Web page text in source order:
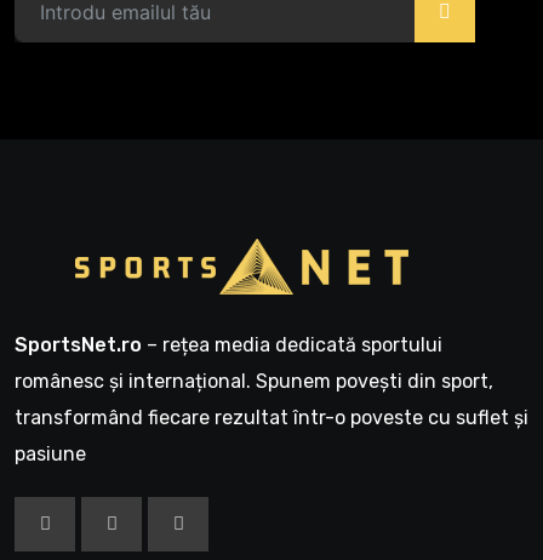
>
SportsNet.ro – rețea media dedicată sportului
românesc și internațional. Spunem povești din sport,
transformând fiecare rezultat într-o poveste cu suflet și
pasiune